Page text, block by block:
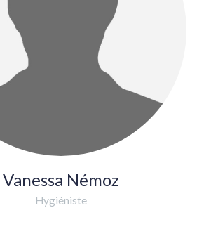
Vanessa Némoz
Hygiéniste